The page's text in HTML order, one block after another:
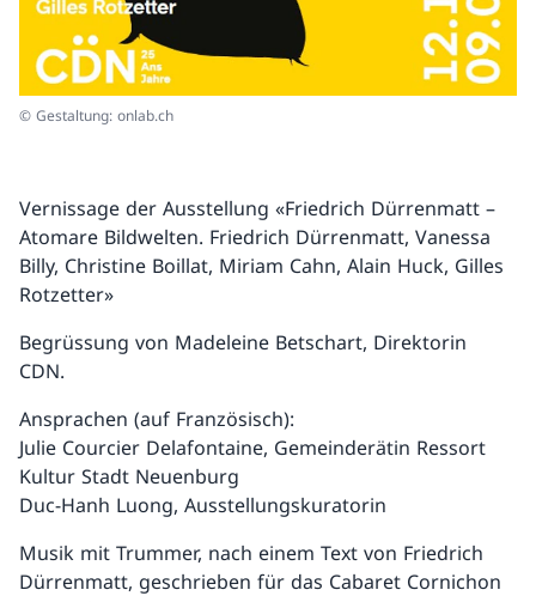
© Gestaltung: onlab.ch
Vernissage der Ausstellung «Friedrich Dürrenmatt –
Atomare Bildwelten. Friedrich Dürrenmatt, Vanessa
Billy, Christine Boillat, Miriam Cahn, Alain Huck, Gilles
Rotzetter»
Begrüssung von Madeleine Betschart, Direktorin
CDN.
Ansprachen (auf Französisch):
Julie Courcier Delafontaine, Gemeinderätin Ressort
Kultur Stadt Neuenburg
Duc-Hanh Luong, Ausstellungskuratorin
Musik mit Trummer, nach einem Text von Friedrich
Dürrenmatt, geschrieben für das Cabaret Cornichon